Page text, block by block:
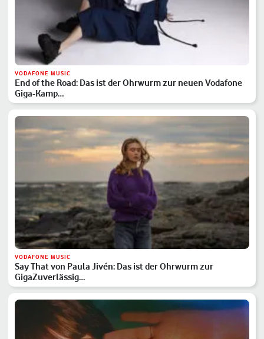
VODAFONE MUSIC
End of the Road: Das ist der Ohrwurm zur neuen Vodafone
Giga-Kamp…
VODAFONE MUSIC
Say That von Paula Jivén: Das ist der Ohrwurm zur
GigaZuverlässig…